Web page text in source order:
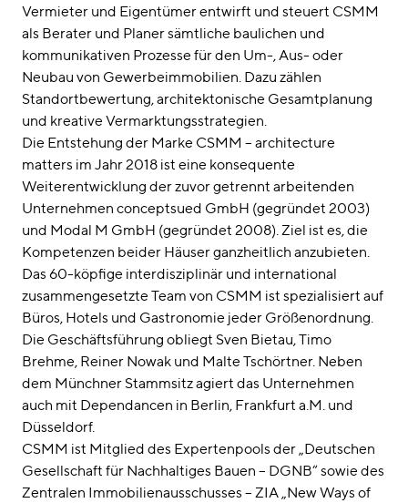
Vermieter und Eigentümer entwirft und steuert CSMM
als Berater und Planer sämtliche baulichen und
kommunikativen Prozesse für den Um-, Aus- oder
Neubau von Gewerbeimmobilien. Dazu zählen
Standortbewertung, architektonische Gesamtplanung
und kreative Vermarktungsstrategien.
Die Entstehung der Marke CSMM – architecture
matters im Jahr 2018 ist eine konsequente
Weiterentwicklung der zuvor getrennt arbeitenden
Unternehmen conceptsued GmbH (gegründet 2003)
und Modal M GmbH (gegründet 2008). Ziel ist es, die
Kompetenzen beider Häuser ganzheitlich anzubieten.
Das 60-köpfige interdisziplinär und international
zusammengesetzte Team von CSMM ist spezialisiert auf
Büros, Hotels und Gastronomie jeder Größenordnung.
Die Geschäftsführung obliegt Sven Bietau, Timo
Brehme, Reiner Nowak und Malte Tschörtner. Neben
dem Münchner Stammsitz agiert das Unternehmen
auch mit Dependancen in Berlin, Frankfurt a.M. und
Düsseldorf.
CSMM ist Mitglied des Expertenpools der „Deutschen
Gesellschaft für Nachhaltiges Bauen – DGNB“ sowie des
Zentralen Immobilienausschusses – ZIA „New Ways of